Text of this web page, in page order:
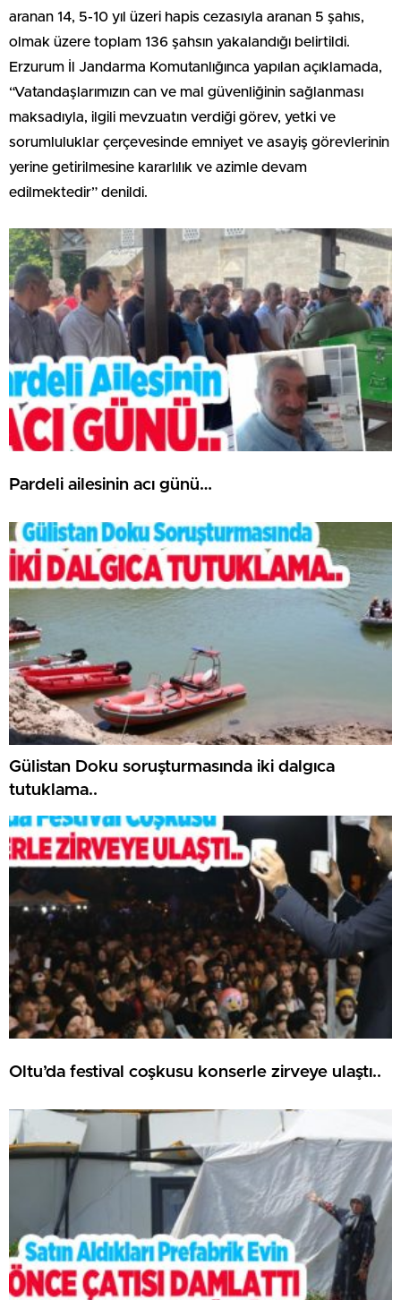
aranan 14, 5-10 yıl üzeri hapis cezasıyla aranan 5 şahıs,
olmak üzere toplam 136 şahsın yakalandığı belirtildi.
Erzurum İl Jandarma Komutanlığınca yapılan açıklamada,
“Vatandaşlarımızın can ve mal güvenliğinin sağlanması
maksadıyla, ilgili mevzuatın verdiği görev, yetki ve
sorumluluklar çerçevesinde emniyet ve asayiş görevlerinin
yerine getirilmesine kararlılık ve azimle devam
edilmektedir” denildi.
Pardeli ailesinin acı günü…
Gülistan Doku soruşturmasında iki dalgıca
tutuklama..
Oltu’da festival coşkusu konserle zirveye ulaştı..